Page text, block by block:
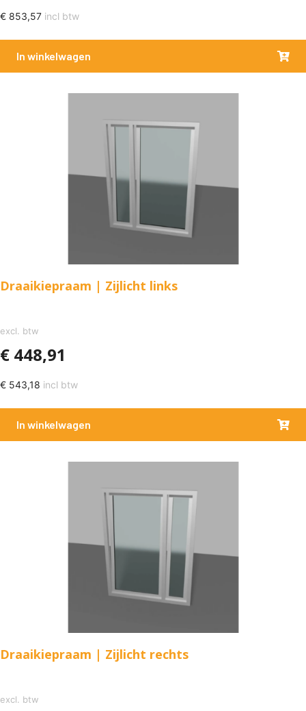
€ 853,57 incl btw
In winkelwagen
Draaikiepraam | Zijlicht links
excl. btw
€ 448,91
€ 543,18 incl btw
In winkelwagen
Draaikiepraam | Zijlicht rechts
excl. btw